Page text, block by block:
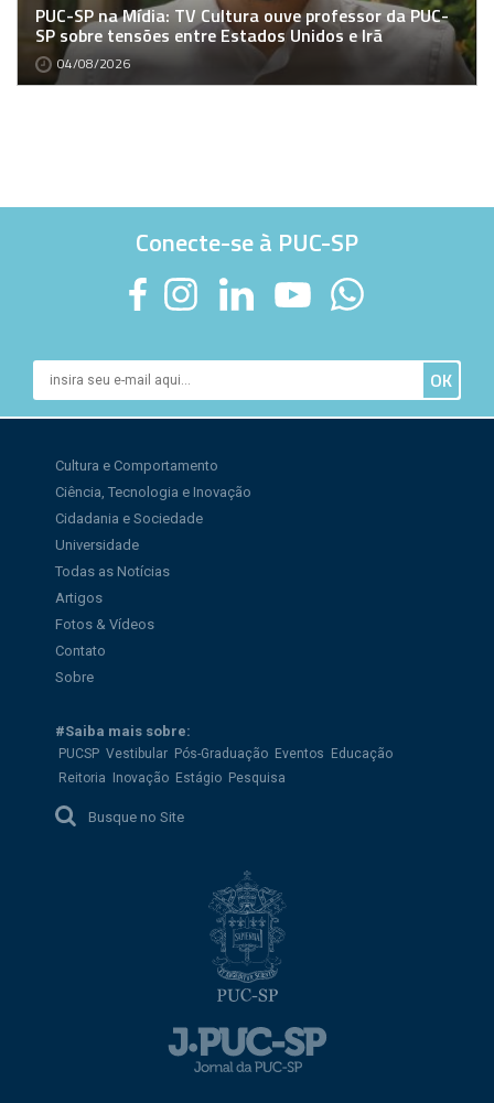
PUC-SP na Mídia: TV Cultura ouve professor da PUC-
SP sobre tensões entre Estados Unidos e Irã
04/08/2026
Conecte-se à PUC-SP
Cultura e Comportamento
Ciência, Tecnologia e Inovação
Cidadania e Sociedade
Universidade
Todas as Notícias
Artigos
Fotos & Vídeos
Contato
Sobre
#Saiba mais sobre:
PUCSP Vestibular Pós-Graduação Eventos Educação
Reitoria Inovação Estágio Pesquisa
Busque no Site